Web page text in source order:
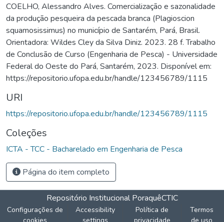
COELHO, Alessandro Alves. Comercialização e sazonalidade
da produção pesqueira da pescada branca (Plagioscion
squamosissimus) no município de Santarém, Pará, Brasil.
Orientadora: Wildes Cley da Silva Diniz. 2023. 28 f. Trabalho
de Conclusão de Curso (Engenharia de Pesca) - Universidade
Federal do Oeste do Pará, Santarém, 2023. Disponível em:
https://repositorio.ufopa.edu.br/handle/123456789/1115
URI
https://repositorio.ufopa.edu.br/handle/123456789/1115
Coleções
ICTA - TCC - Bacharelado em Engenharia de Pesca
Página do item completo
Repositório Institucional PoraquêCTIC
Configurações de
Accessibility
Política de
Termos